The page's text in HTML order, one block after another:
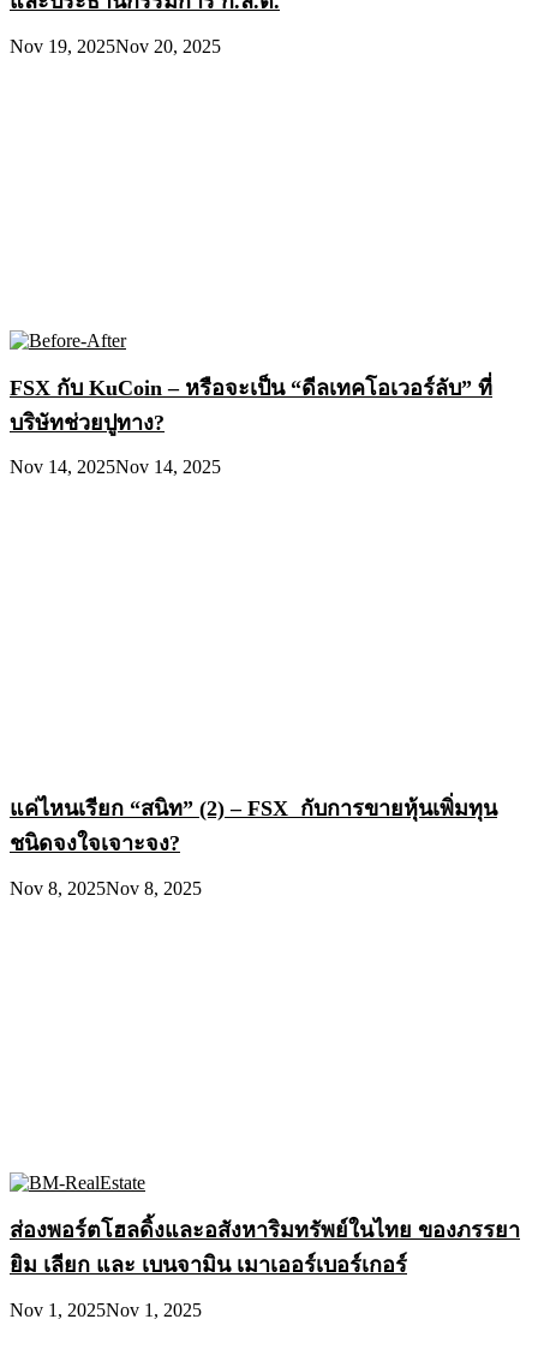
Nov 19, 2025Nov 20, 2025
FSX กับ KuCoin – หรือจะเป็น “ดีลเทคโอเวอร์ลับ” ที่
บริษัทช่วยปูทาง?
Nov 14, 2025Nov 14, 2025
แค่ไหนเรียก “สนิท” (2) – FSX กับการขายหุ้นเพิ่มทุน
ชนิดจงใจเจาะจง?
Nov 8, 2025Nov 8, 2025
ส่องพอร์ตโฮลดิ้งและอสังหาริมทรัพย์ในไทย ของภรรยา
ยิม เลียก และ เบนจามิน เมาเออร์เบอร์เกอร์
Nov 1, 2025Nov 1, 2025